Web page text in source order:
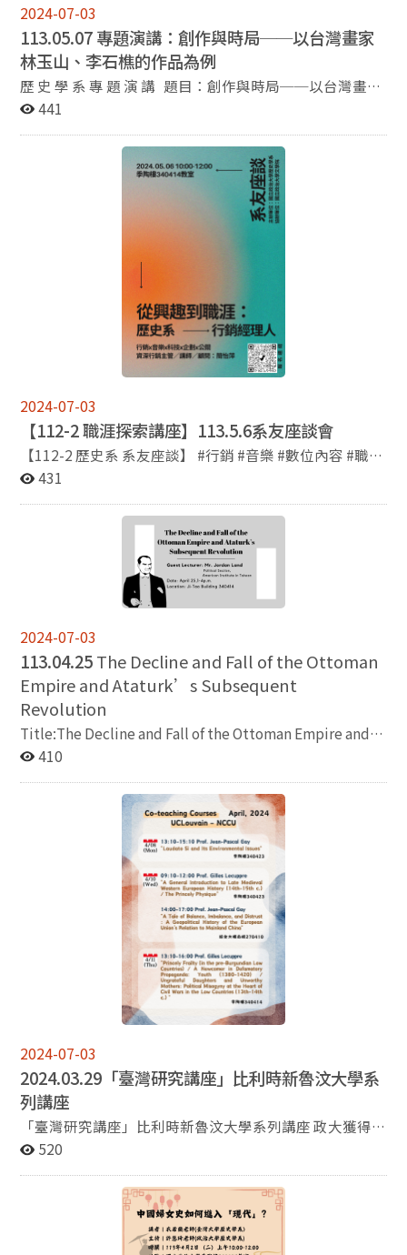
2024-07-03
113.05.07 專題演講：創作與時局──以台灣畫家
林玉山、李石樵的作品為例
歷 史 學 系 專 題 演 講 題目：創作與時局──以台灣畫家
林玉山、李石樵的作品為例 演講人：黃琪惠老師(台北藝
7日(二)，下午13:30-16:00 地點：百年樓330107教室
441
2024-07-03
【112-2 職涯探索講座】113.5.6系友座談會
【112-2 歷史系 系友座談】 #行銷 #音樂 #數位內容 #職涯
分享 #提供便當 ◆系友介紹//簡怡萍 本次系友座談所邀請
銷主管/顧問/講師。職涯中曾在六個國家舉辦過記者會、
執行過數十場台港日韓及西洋藝人的演唱會、所主導的行
銷廣告也累積千萬人觀看並多次獲獎。 歷任職務包括
PChome Online、 Yahoo、 KKBOX、TVBS、學習吧平
台、華納音樂等行銷暨數位業務主管職。 ◆座談方向//職
涯不是自學校畢業那一刻才發生的 不是在大學的保護傘下
就不用面對職涯...這句話很現實，而且簡怡萍學姐也認
為，職涯不是自己想要怎樣走，前方的路就會長成那樣
的。 在成長的經歷中，如何知道自己的興趣?該怎麼初步
找到職涯的方向?職涯路程中碰到轉彎時如何是好?可以有
怎樣的心態和行動去面對不如預期的發展? 在本場的系友
座談中，除了分享找自己和找職涯的故事，簡學姐還會公
開自己各個時期在不同公司的經歷和心得，一來讓大家從
看看在不同的產業，以及不同公司工作的樣貌。另外在演
講結束後也會留下約半小時讓大家提問，學姐鼓勵參與同
學能帶著好奇心來參加，並勇於提問。 ◆主持人//許慧琦
了近代跨國史、近代美國史、近代中外社會文化史、婦
女、性別與性慾史、民國史等。 ◆座談資訊 日
期:2024/5/6 (一) 時間:10:00~12:00 地點:季陶樓 340414
兒有蟲吃，學術股幫大家爭取到了參加者座談後的午餐便
431
2024-07-03
113.04.25The Decline and Fall of the Ottoman
Empire and Ataturk’s Subsequent
Revolution
Title:The Decline and Fall of the Ottoman Empire and
Ataturk’s Subsequent Revolution Guest Lecturer: Mr.
Building 340414
410
2024-07-03
2024.03.29「臺灣研究講座」比利時新魯汶大學系
列講座
「臺灣研究講座」比利時新魯汶大學系列講座 政大獲得教
育部「臺灣研究講座」之經費補助，將於本系課程中邀請
與地點請參閱海報內容。 而四位新魯汶大學教授，他們的
研究專長如下： PROFESSOR PAUL SERVAIS: 新魯汶大學
退休教授，專長領域為檔案學、歐洲海外擴張史、中國
520